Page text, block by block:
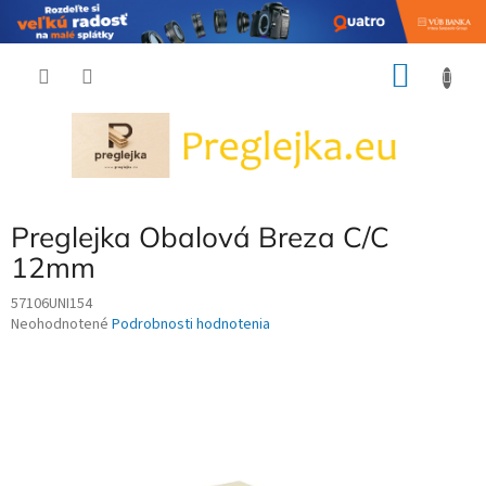
Preglejka Obalová Breza C/C
12mm
57106UNI154
Priemerné
Neohodnotené Podrobnosti hodnotenia